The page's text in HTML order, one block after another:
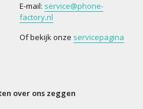
E-mail: service@phone-
factory.nl
Of bekijk onze servicepagina
over ons zeggen